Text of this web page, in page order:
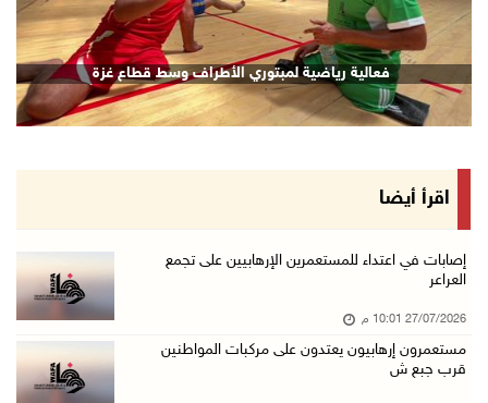
فعالية رياضية لمبتوري الأطراف وسط قطاع غزة
اقرأ أيضا
إصابات في اعتداء للمستعمرين الإرهابيين على تجمع
العراعر
27/07/2026 10:01 م
مستعمرون إرهابيون يعتدون على مركبات المواطنين
قرب جبع ش